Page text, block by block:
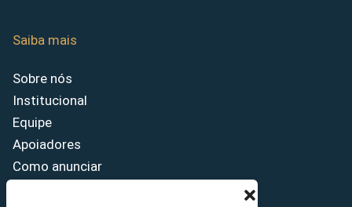
Saiba mais
Sobre nós
Institucional
Equipe
Apoiadores
Como anunciar